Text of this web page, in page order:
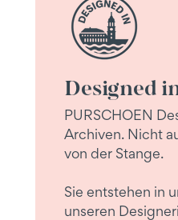
Designed
PURSCHOEN
Archiven. Nicht
von der Stange.
Sie entstehen in
unseren